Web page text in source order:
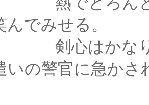
でみせる。
なり後ろ髪
いの警官に急か